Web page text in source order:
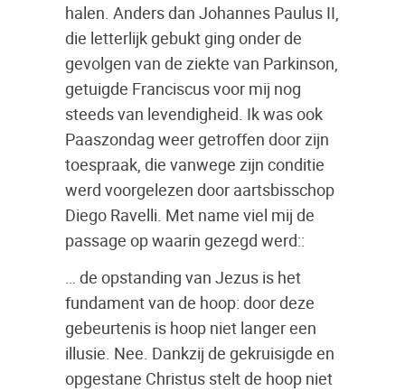
halen. Anders dan Johannes Paulus II,
die letterlijk gebukt ging onder de
gevolgen van de ziekte van Parkinson,
getuigde Franciscus voor mij nog
steeds van levendigheid. Ik was ook
Paaszondag weer getroffen door zijn
toespraak, die vanwege zijn conditie
werd voorgelezen door aartsbisschop
Diego Ravelli. Met name viel mij de
passage op waarin gezegd werd::
… de opstanding van Jezus is het
fundament van de hoop: door deze
gebeurtenis is hoop niet langer een
illusie. Nee. Dankzij de gekruisigde en
opgestane Christus stelt de hoop niet